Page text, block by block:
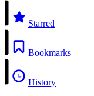
Starred
Bookmarks
History